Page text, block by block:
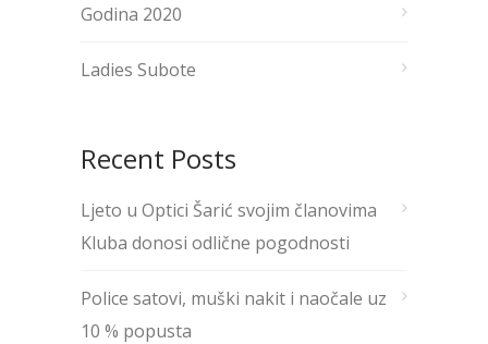
Godina 2020
Ladies Subote
Recent Posts
Ljeto u Optici Šarić svojim članovima
Kluba donosi odlične pogodnosti
Police satovi, muški nakit i naočale uz
10 % popusta